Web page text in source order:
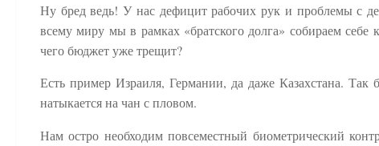
Ну бред ведь! У нас дефицит рабочих рук и проблемы с
всему миру мы в рамках «братского долга» собираем
чего бюджет уже трещит?
Есть пример Израиля, Германии, да даже Казахстана.
натыкается на чан с пловом.
Нам остро необходим повсеместный биометрический